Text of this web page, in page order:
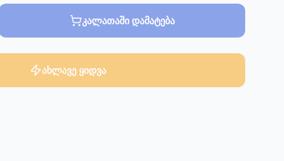
კალათაში დამატება
ახლავე ყიდვა